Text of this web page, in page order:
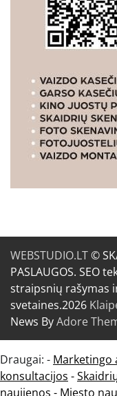
WEBSTUDIO.LT©
PASLAUGOS. SEO
straipsnių rašymas
svetaines.2026
News ByAdore
Draugai: - Marketingo
konsultacijos -
naujienos - Miesto